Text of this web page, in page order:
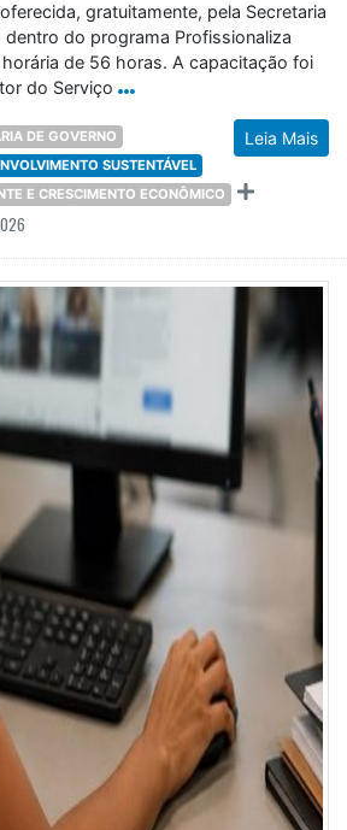
gratuitamente, pela Secretaria
dentro do programa Profissionaliza
de 56 horas. A capacitação foi
do Serviço
Leia Mais
DE GOVERNO
SUSTENTÁVEL
E CRESCIMENTO ECONÔMICO